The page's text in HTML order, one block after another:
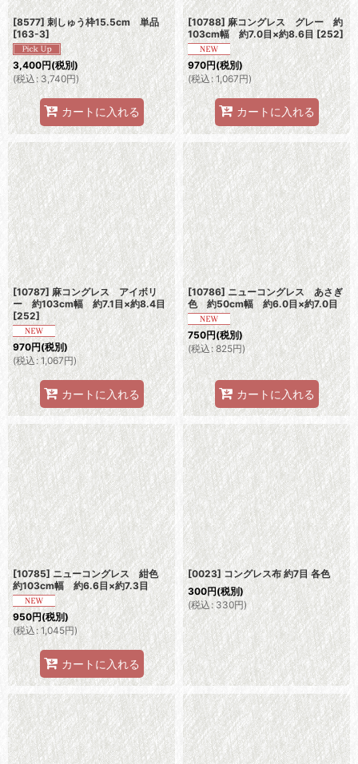
[8577] 刺しゅう枠15.5cm 単品
[163-3]
3,400円(税別)
(税込: 3,740円)
カートに入れる
[10788] 麻コングレス グレー 約
103cm幅 約7.0目×約8.6目 [252]
970円(税別)
(税込 : 1,067円)
カートに入れる
[10787] 麻コングレス アイボリ
ー 約103cm幅 約7.1目×約8.4目
[252]
970円(税別)
(税込 : 1,067円)
カートに入れる
[10786] ニューコングレス あさぎ
色 約50cm幅 約6.0目×約7.0目
750円(税別)
(税込: 825円)
カートに入れる
[10785] ニューコングレス 紺色
約103cm幅 約6.6目×約7.3目
950円(税別)
(税込 : 1,045円)
カートに入れる
[0023] コングレス布 約7目 各色
300円(税別)
(税込 : 330円)